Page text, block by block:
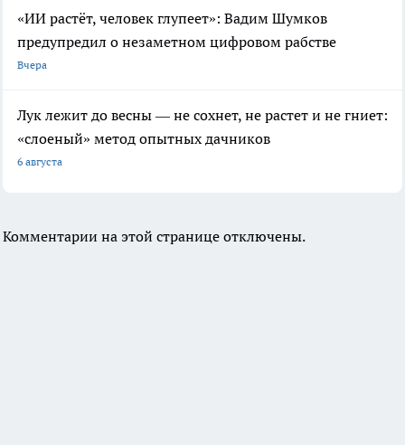
«ИИ растёт, человек глупеет»: Вадим Шумков
предупредил о незаметном цифровом рабстве
Вчера
Лук лежит до весны — не сохнет, не растет и не гниет:
«слоеный» метод опытных дачников
6 августа
Комментарии на этой странице отключены.